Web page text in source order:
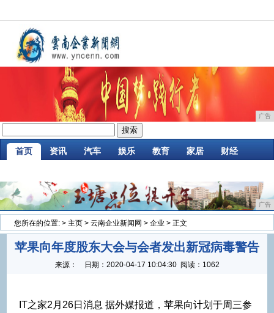
广告
首页 资讯 汽车 娱乐 教育 家居 财经
广告
您所在的位置: > 主页 > 云南企业新闻网 > 企业 > 正文
苹果向年度股东大会与会者发出新冠病毒警告
来源： 日期： 2020-04-17 10:04:30 阅读：1062
IT之家2月26日消息 据外媒报道， 苹果向计划于周三参